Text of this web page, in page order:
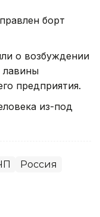
составляет
60 человек и 5